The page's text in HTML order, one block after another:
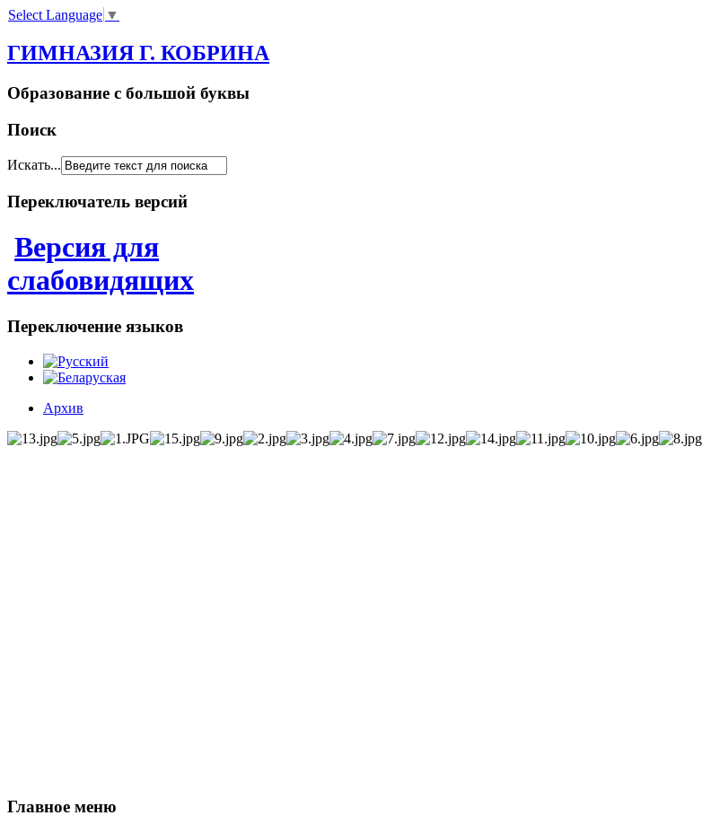
Select Language ▼
ГИМНАЗИЯ Г. КОБРИНА
Образование с большой буквы
Поиск
Искать...
Переключатель версий
Версия для
слабовидящих
Переключение языков
Архив
Главное меню